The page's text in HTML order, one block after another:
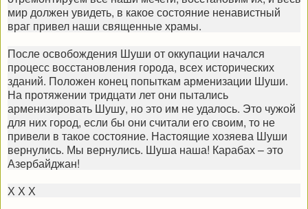
мир должен увидеть, в какое состояние ненавистный
враг привел наши священные храмы.
После освобождения Шуши от оккупации начался
процесс восстановления города, всех исторических
зданий. Положен конец попыткам арменизации Шуши.
На протяжении тридцати лет они пытались
арменизировать Шушу, но это им не удалось. Это чужой
для них город, если бы они считали его своим, то не
привели в такое состояние. Настоящие хозяева Шуши
вернулись. Мы вернулись. Шуша наша! Карабах – это
Азербайджан!
Х Х Х